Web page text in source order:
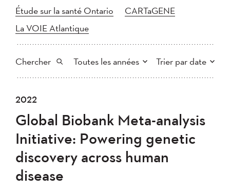
Étude sur la santé Ontario
CARTaGENE
La VOIE Atlantique
Chercher Toutes les années Trier par date
Tout
2023
2022
2021
2020
2019
2018
2017
2016
2015
2014
2013
2012
2011
Plus récent au plus ancien
Plus ancien au plus récent
2022
Global Biobank Meta-analysis
Initiative: Powering genetic
discovery across human
disease